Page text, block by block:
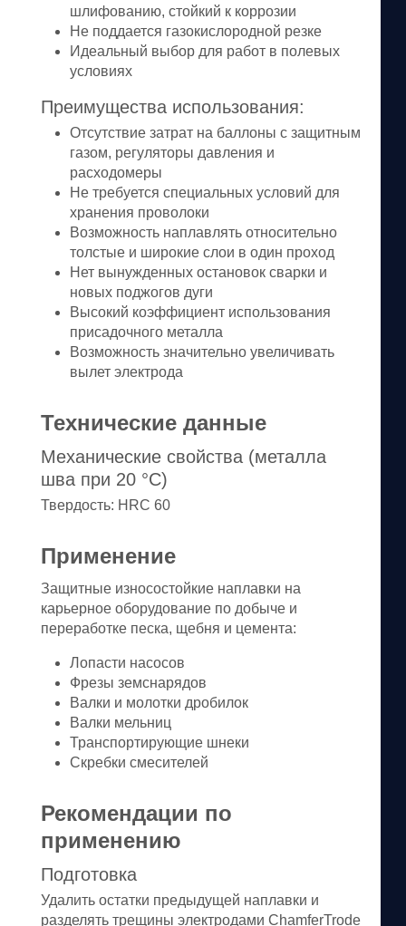
шлифованию, стойкий к коррозии
Не поддается газокислородной резке
Идеальный выбор для работ в полевых
условиях
Преимущества использования:
Отсутствие затрат на баллоны с защитным
газом, регуляторы давления и
расходомеры
Не требуется специальных условий для
хранения проволоки
Возможность наплавлять относительно
толстые и широкие слои в один проход
Нет вынужденных остановок сварки и
новых поджогов дуги
Высокий коэффициент использования
присадочного металла
Возможность значительно увеличивать
вылет электрода
Технические данные
Механические свойства (металла
шва при 20 °C)
Твердость: HRC 60
Применение
Защитные износостойкие наплавки на
карьерное оборудование по добыче и
переработке песка, щебня и цемента:
Лопасти насосов
Фрезы земснарядов
Валки и молотки дробилок
Валки мельниц
Транспортирующие шнеки
Скребки смесителей
Рекомендации по
применению
Подготовка
Удалить остатки предыдущей наплавки и
разделять трещины электродами ChamferTrode